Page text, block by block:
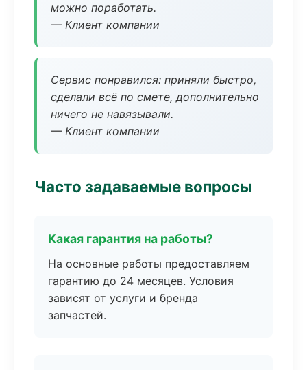
можно поработать.
— Клиент компании
Сервис понравился: приняли быстро,
сделали всё по смете, дополнительно
ничего не навязывали.
— Клиент компании
Часто задаваемые вопросы
Какая гарантия на работы?
На основные работы предоставляем
гарантию до 24 месяцев. Условия
зависят от услуги и бренда
запчастей.